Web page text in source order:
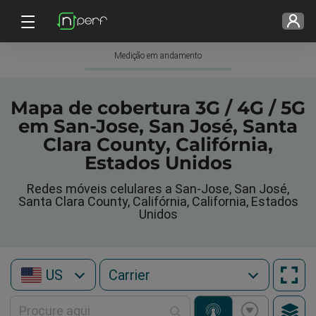
Medição em andamento
Mapa de cobertura 3G / 4G / 5G
em San-Jose, San José, Santa
Clara County, Califórnia,
Estados Unidos
Redes móveis celulares a San-Jose, San José,
Santa Clara County, Califórnia, California, Estados
Unidos
US